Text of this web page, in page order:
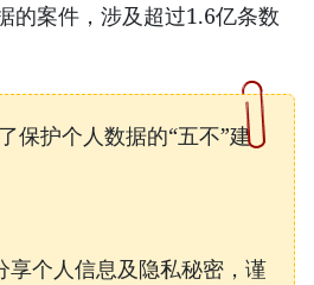
的案件，涉及超过1.6亿条数
保护个人数据的“五不”建
享个人信息及隐私秘密，谨